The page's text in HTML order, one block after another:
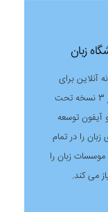
زبان
آنلاین برای
مدیریت آموزشگاه های زبان می باشد که در 3 نسخه تحت
آیفون توسعه
زبان را در تمام
زبان را
می کند.